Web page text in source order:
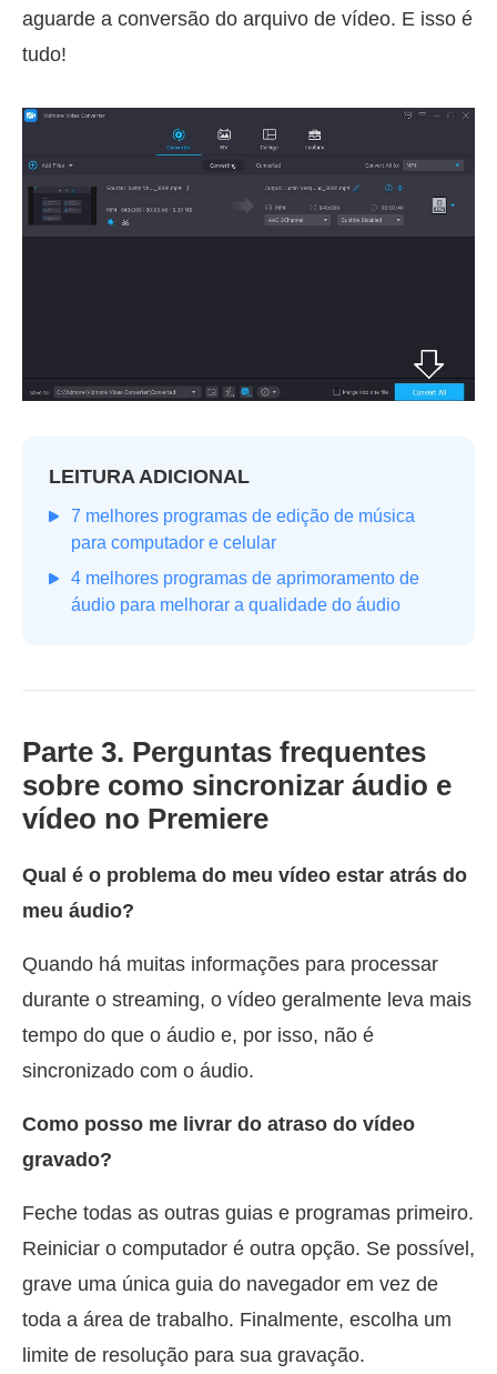
aguarde a conversão do arquivo de vídeo. E isso é
tudo!
LEITURA ADICIONAL
7 melhores programas de edição de música
para computador e celular
4 melhores programas de aprimoramento de
áudio para melhorar a qualidade do áudio
Parte 3. Perguntas frequentes
sobre como sincronizar áudio e
vídeo no Premiere
Qual é o problema do meu vídeo estar atrás do
meu áudio?
Quando há muitas informações para processar
durante o streaming, o vídeo geralmente leva mais
tempo do que o áudio e, por isso, não é
sincronizado com o áudio.
Como posso me livrar do atraso do vídeo
gravado?
Feche todas as outras guias e programas primeiro.
Reiniciar o computador é outra opção. Se possível,
grave uma única guia do navegador em vez de
toda a área de trabalho. Finalmente, escolha um
limite de resolução para sua gravação.